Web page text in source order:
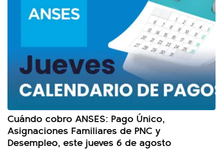
Cuándo cobro ANSES: Pago Único,
Asignaciones Familiares de PNC y
Desempleo, este jueves 6 de agosto